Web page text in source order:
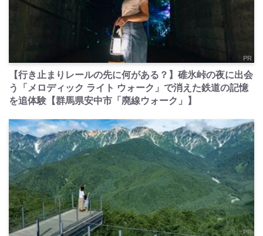
PR
【行き止まりレールの先に何がある？】碓氷峠の夜に出会
う「メロディック ライト ウォーク」で消えた鉄道の記憶
を追体験【群馬県安中市「廃線ウォーク」】
PR